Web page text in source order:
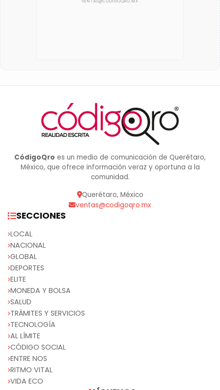
CódigoQro es un medio de comunicación de Querétaro,
México, que ofrece información veraz y oportuna a la
comunidad.
Querétaro, México
ventas@codigoqro.mx
SECCIONES
LOCAL
NACIONAL
GLOBAL
DEPORTES
ELITE
MONEDA Y BOLSA
SALUD
TRÁMITES Y SERVICIOS
TECNOLOGÍA
AL LÍMITE
CÓDIGO SOCIAL
ENTRE NOS
RITMO VITAL
VIDA ECO